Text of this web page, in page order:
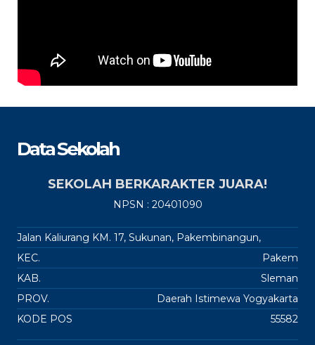
Data Sekolah
SEKOLAH BERKARAKTER JUARA!
NPSN : 20401090
Jalan Kaliurang KM. 17, Sukunan, Pakembinangun,
KEC.
Pakem
KAB.
Sleman
PROV.
Daerah Istimewa Yogyakarta
KODE POS
55582